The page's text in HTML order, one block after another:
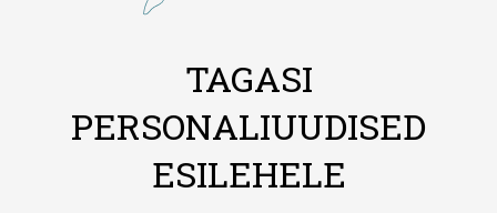
TAGASI
PERSONALIUUDISED
ESILEHELE